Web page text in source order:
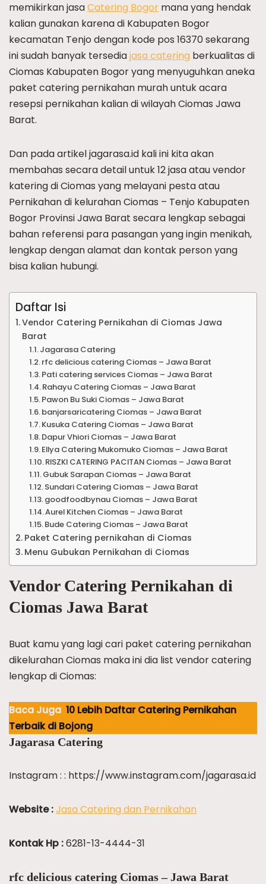
memikirkan jasaCatering Bogor mana yang hendak
kalian gunakan karena di Kabupaten Bogor
kecamatan Tenjo dengan kode pos 16370 sekarang
ini sudah banyak tersediajasa catering berkualitas di
Ciomas Kabupaten Bogor yang menyuguhkan aneka
paket catering pernikahan murah untuk acara
resepsi pernikahan kalian di wilayah Ciomas Jawa
Barat.
Dan pada artikel jagarasa.id kali ini kita akan
membahas secara detail untuk 12 jasa atau vendor
katering di Ciomas yang melayani pesta atau
Pernikahan di kelurahan Ciomas – Tenjo Kabupaten
Bogor Provinsi Jawa Barat secara lengkap sebagai
bahan referensi para pasangan yang ingin menikah,
lengkap dengan alamat dan kontak person yang
bisa kalian hubungi.
Daftar Isi
Vendor Catering Pernikahan di Ciomas Jawa
Barat
Jagarasa Catering
rfc delicious catering Ciomas – Jawa Barat
Pati catering services Ciomas – Jawa Barat
Rahayu Catering Ciomas – Jawa Barat
Pawon Bu Suki Ciomas – Jawa Barat
banjarsaricatering Ciomas – Jawa Barat
Kusuka Catering Ciomas – Jawa Barat
Dapur Vhiori Ciomas – Jawa Barat
Ellya Catering Mukomuko Ciomas – Jawa Barat
RISZKI CATERING PACITAN Ciomas – Jawa Barat
Gubuk Sarapan Ciomas – Jawa Barat
Sundari Catering Ciomas – Jawa Barat
goodfoodbynau Ciomas – Jawa Barat
Aurel Kitchen Ciomas – Jawa Barat
Bude Catering Ciomas – Jawa Barat
Paket Catering pernikahan di Ciomas
Menu Gubukan Pernikahan di Ciomas
Vendor Catering Pernikahan di
Ciomas Jawa Barat
Buat kamu yang lagi cari paket catering pernikahan
dikelurahan Ciomas maka ini dia list vendor catering
lengkap di Ciomas:
Baca Juga 10 Lebih Daftar Catering Pernikahan
Terbaik di Bojong
Jagarasa Catering
Instagram : : https://www.instagram.com/jagarasa.id
Website :Jasa Catering dan Pernikahan
Kontak Hp :6281-13-4444-31
rfc delicious catering Ciomas – Jawa Barat